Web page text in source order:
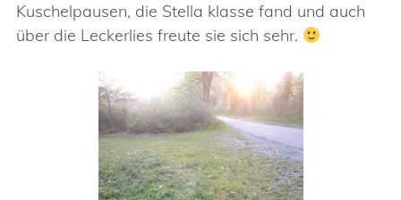
Kuschelpausen, die Stella klasse fand und auch
über die Leckerlies freute sie sich sehr.